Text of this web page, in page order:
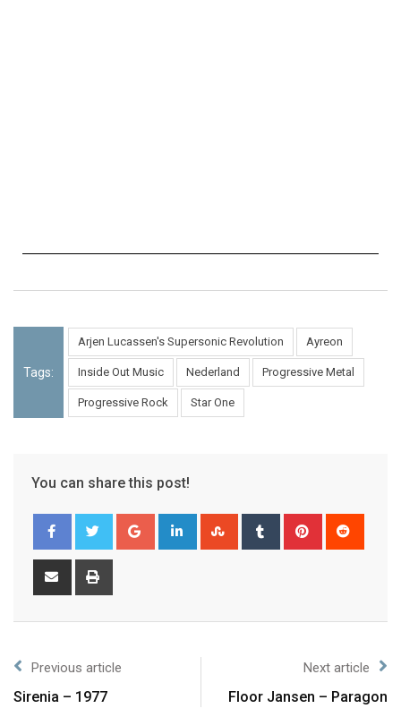
Tags:
Arjen Lucassen's Supersonic Revolution Ayreon
Inside Out Music Nederland Progressive Metal
Progressive Rock Star One
You can share this post!
Previous article
Sirenia – 1977
Next article
Floor Jansen – Paragon